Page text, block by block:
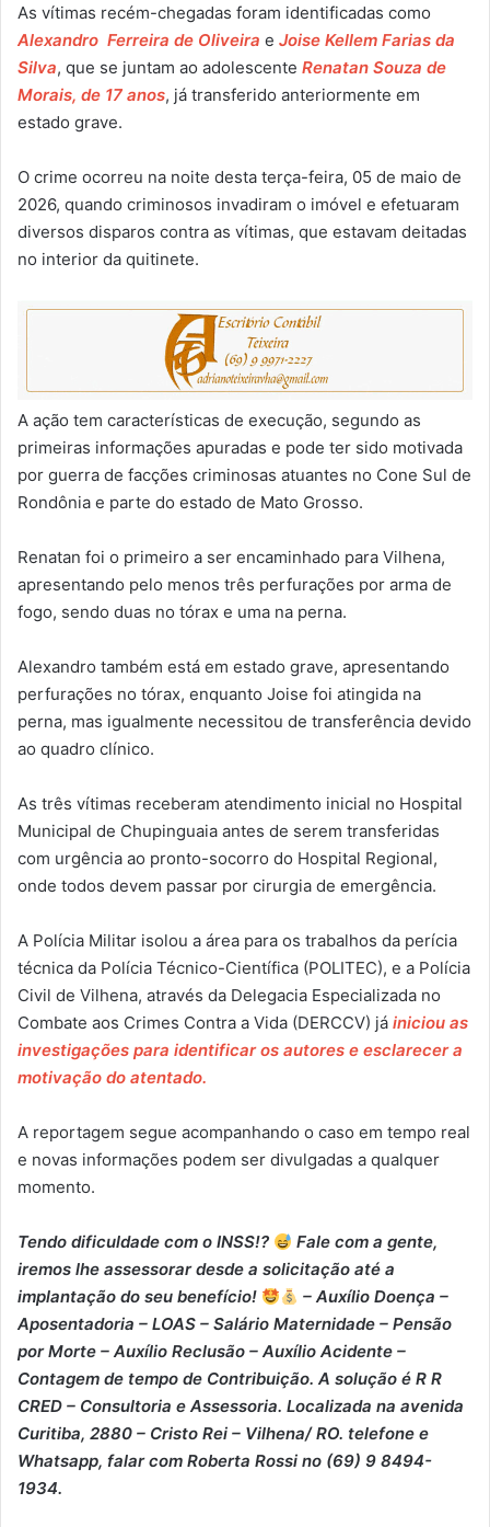
As vítimas recém-chegadas foram identificadas como
Alexandro Ferreira de Oliveira e Joise Kellem Farias da
Silva, que se juntam ao adolescente Renatan Souza de
Morais, de 17 anos, já transferido anteriormente em
estado grave.
O crime ocorreu na noite desta terça-feira, 05 de maio de
2026, quando criminosos invadiram o imóvel e efetuaram
diversos disparos contra as vítimas, que estavam deitadas
no interior da quitinete.
A ação tem características de execução, segundo as
primeiras informações apuradas e pode ter sido motivada
por guerra de facções criminosas atuantes no Cone Sul de
Rondônia e parte do estado de Mato Grosso.
Renatan foi o primeiro a ser encaminhado para Vilhena,
apresentando pelo menos três perfurações por arma de
fogo, sendo duas no tórax e uma na perna.
Alexandro também está em estado grave, apresentando
perfurações no tórax, enquanto Joise foi atingida na
perna, mas igualmente necessitou de transferência devido
ao quadro clínico.
As três vítimas receberam atendimento inicial no Hospital
Municipal de Chupinguaia antes de serem transferidas
com urgência ao pronto-socorro do Hospital Regional,
onde todos devem passar por cirurgia de emergência.
A Polícia Militar isolou a área para os trabalhos da perícia
técnica da Polícia Técnico-Científica (POLITEC), e a Polícia
Civil de Vilhena, através da Delegacia Especializada no
Combate aos Crimes Contra a Vida (DERCCV) já iniciou as
investigações para identificar os autores e esclarecer a
motivação do atentado.
A reportagem segue acompanhando o caso em tempo real
e novas informações podem ser divulgadas a qualquer
momento.
Tendo dificuldade com o INSS!?
Fale com a gente,
iremos lhe assessorar desde a solicitação até a
implantação do seu benefício!
– Auxílio Doença –
⁠Aposentadoria – ⁠LOAS – ⁠Salário Maternidade – ⁠Pensão
por Morte – ⁠Auxílio Reclusão – ⁠Auxílio Acidente –
⁠Contagem de tempo de Contribuição. A solução é R R
CRED – Consultoria e Assessoria. Localizada na avenida
Curitiba, 2880 – Cristo Rei – Vilhena/ RO. telefone e
Whatsapp, falar com Roberta Rossi no (69) 9 8494-
1934.